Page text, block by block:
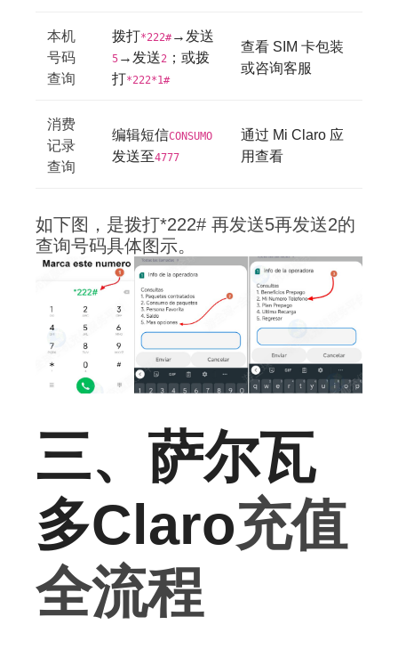
本机
号码
查询
拨打*222# →发送
5 →发送2 ；或拨
打*222*1#
查看 SIM 卡包装
或咨询客服
消费
记录
查询
编辑短信CONSUMO
发送至4777
通过 Mi Claro 应
用查看
如下图，是拨打*222# 再发送5再发送2的
查询号码具体图示。
三、萨尔瓦
多Claro充值
全流程